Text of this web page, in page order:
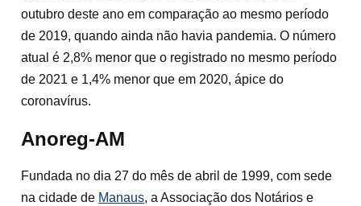
outubro deste ano em comparação ao mesmo período
de 2019, quando ainda não havia pandemia. O número
atual é 2,8% menor que o registrado no mesmo período
de 2021 e 1,4% menor que em 2020, ápice do
coronavírus.
Anoreg-AM
Fundada no dia 27 do mês de abril de 1999, com sede
na cidade de Manaus, a Associação dos Notários e